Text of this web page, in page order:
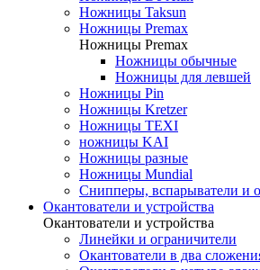
Ножницы Taksun
Ножницы Premax
Ножницы Premax
Ножницы обычные
Ножницы для левшей
Ножницы Pin
Ножницы Kretzer
Ножницы TEXI
ножницы KAI
Ножницы разные
Ножницы Mundial
Снипперы, вспарыватели и
Окантователи и устройства
Окантователи и устройства
Линейки и ограничители
Окантователи в два